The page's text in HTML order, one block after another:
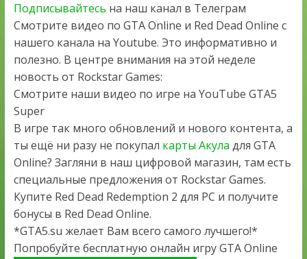
Подписывайтесь на наш канал в Телеграм
Смотрите видео по GTA Online и Red Dead Online с
нашего канала на Youtube. Это информативно и
полезно. В центре внимания на этой неделе
новость от Rockstar Games:
Смотрите наши видео по игре на YouTube GTA5
Super
В игре так много обновлений и нового контента, а
ты ещё ни разу не покупал карты Акула для GTA
Online? Загляни в наш цифровой магазин, там есть
специальные предложения от Rockstar Games.
Купите Red Dead Redemption 2 для PC и получите
бонусы в Red Dead Online.
*GTA5.su желает Вам всего самого лучшего!*
Попробуйте бесплатную онлайн игру GTA Online